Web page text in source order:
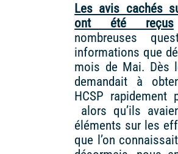
Les avis cachés
ont été reçus
nombreuses
informations que
mois de Mai. Dès
demandait à
HCSP
alors qu’ils
éléments sur les
que l’on